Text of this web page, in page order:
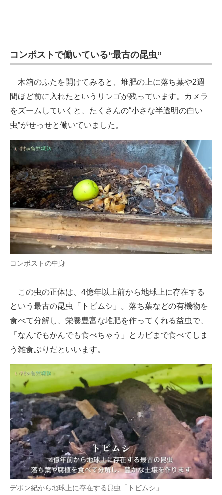
コンポストで働いている“最古の昆虫”
木箱のふたを開けてみると、堆肥の上に落ち葉や2週
間ほど前に入れたというリンゴが残っています。カメラ
をズームしていくと、たくさんの“小さな半透明の白い
虫”がせっせと働いていました。
コンポストの中身
この虫の正体は、4億年以上前から地球上に存在する
という最古の昆虫「トビムシ」。落ち葉などの有機物を
食べて分解し、栄養豊富な堆肥を作ってくれる益虫で、
「なんでもかんでも食べちゃう」とカビまで食べてしま
う雑食ぶりだといいます。
デボン紀から地球上に存在する昆虫「トビムシ」